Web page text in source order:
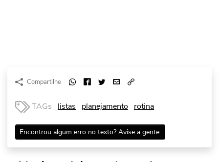
Compartilhe
TAGs listas planejamento rotina
Encontrou algum erro no texto? Avise a gente.